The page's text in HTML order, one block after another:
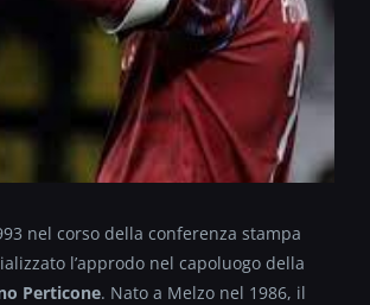
nel corso della conferenza stampa
l’approdo nel capoluogo della
Perticone. Nato a Melzo nel 1986, il